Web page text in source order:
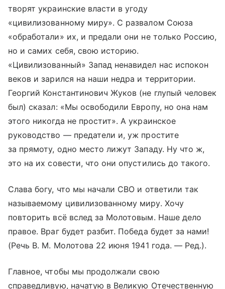
творят украинские власти в угоду
«цивилизованному миру». С развалом Союза
«обработали» их, и предали они не только Россию,
но и самих себя, свою историю.
«Цивилизованный» Запад ненавидел нас испокон
веков и зарился на наши недра и территории.
Георгий Константинович Жуков (не глупый человек
был) сказал: «Мы освободили Европу, но она нам
этого никогда не простит». А украинское
руководство — предатели и, уж простите
за прямоту, одно место лижут Западу. Ну что ж,
это на их совести, что они опустились до такого.
Слава богу, что мы начали СВО и ответили так
называемому цивилизованному миру. Хочу
повторить всё вслед за Молотовым. Наше дело
правое. Враг будет разбит. Победа будет за нами!
(Речь В. М. Молотова 22 июня 1941 года. — Ред.).
Главное, чтобы мы продолжали свою
справедливую, начатую в Великую Отечественную